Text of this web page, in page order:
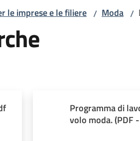
le imprese e le filiere / Moda /
Programma di
volo moda.(PDF -